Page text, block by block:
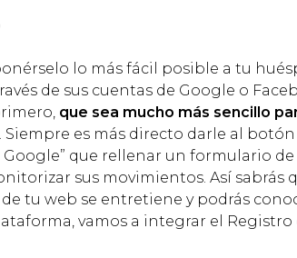
lo más fácil posible a tu
de sus cuentas de Google o
que sea mucho más sencillo
. Siempre es más directo darle al
que rellenar un formulario de
sus movimientos. Así sabrás
de tu web se entretiene y podrás
vamos a integrar el Registro